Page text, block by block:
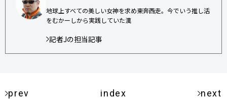
地球上すべての美しい女神を求め東奔西走。今でいう推し活
をむかーしから実践していた漢
記者Jの担当記事
prev index next